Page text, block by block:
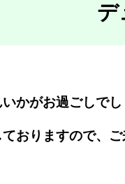
デ
かがお過ごしでし
おりますので、